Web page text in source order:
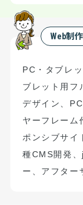
Web制
PC ・タブレ
ブレット用フ
デザイン、 PC
ヤーフレーム
ポンシブサイ
種CMS開発、
ー、アフター